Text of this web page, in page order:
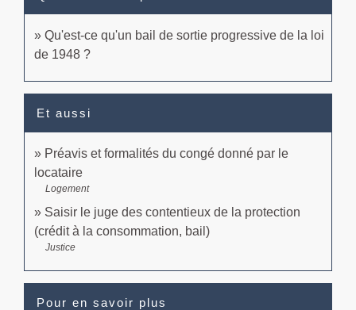
Qu'est-ce qu'un bail de sortie progressive de la loi
de 1948 ?
Et aussi
Préavis et formalités du congé donné par le
locataire
Logement
Saisir le juge des contentieux de la protection
(crédit à la consommation, bail)
Justice
Pour en savoir plus